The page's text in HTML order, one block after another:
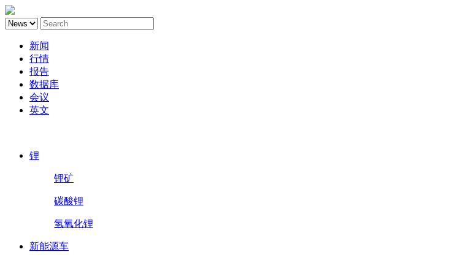
新闻
行情
报告
数据库
会议
英文
锂
锂矿
碳酸锂
氢氧化锂
新能源车